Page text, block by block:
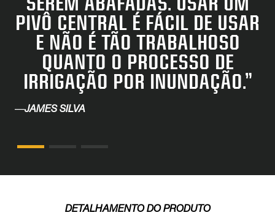
PIVÔ CENTRAL É FÁCIL DE USAR
E NÃO É TÃO TRABALHOSO
QUANTO O PROCESSO DE
IRRIGAÇÃO POR INUNDAÇÃO.”
—JAMES SILVA
DETALHAMENTO DO PRODUTO